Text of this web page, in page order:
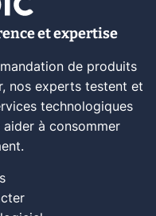
et expertise
de produits
nos experts testent et
technologiques
à consommer